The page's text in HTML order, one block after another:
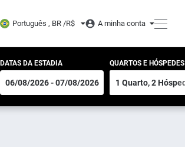
Português , BR /R$ A minha conta
DATAS DA ESTADIA QUARTOS E HÓSPEDES